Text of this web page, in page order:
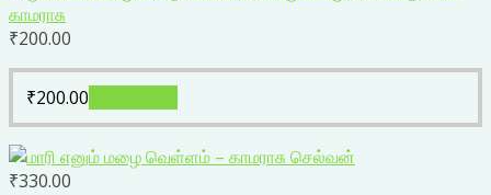
₹200.00
₹200.00
₹330.00